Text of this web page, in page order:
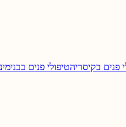
פנים בקיסריהטיפולי פנים ב